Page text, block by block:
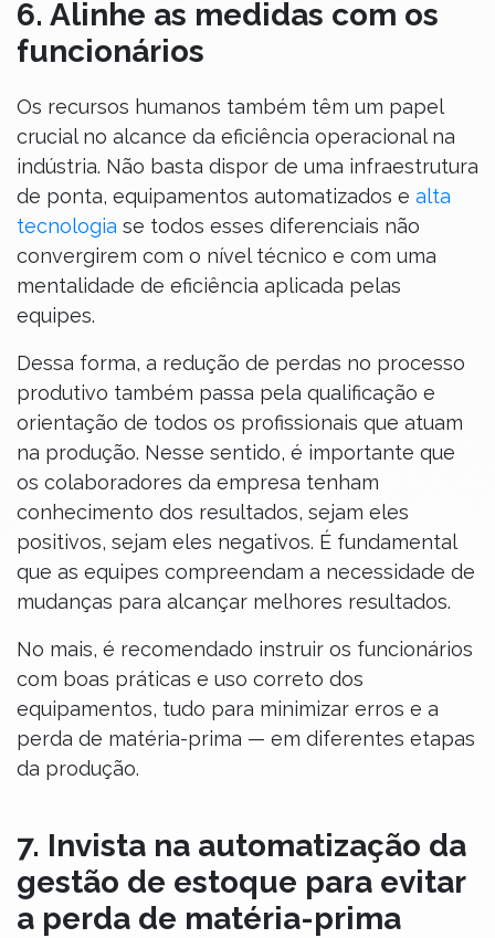
6. Alinhe as medidas com os
funcionários
Os recursos humanos também têm um papel
crucial no alcance da eficiência operacional na
indústria. Não basta dispor de uma infraestrutura
de ponta, equipamentos automatizados e alta
tecnologia se todos esses diferenciais não
convergirem com o nível técnico e com uma
mentalidade de eficiência aplicada pelas
equipes.
Dessa forma, a redução de perdas no processo
produtivo também passa pela qualificação e
orientação de todos os profissionais que atuam
na produção. Nesse sentido, é importante que
os colaboradores da empresa tenham
conhecimento dos resultados, sejam eles
positivos, sejam eles negativos. É fundamental
que as equipes compreendam a necessidade de
mudanças para alcançar melhores resultados.
No mais, é recomendado instruir os funcionários
com boas práticas e uso correto dos
equipamentos, tudo para minimizar erros e a
perda de matéria-prima — em diferentes etapas
da produção.
7. Invista na automatização da
gestão de estoque para evitar
a perda de matéria-prima